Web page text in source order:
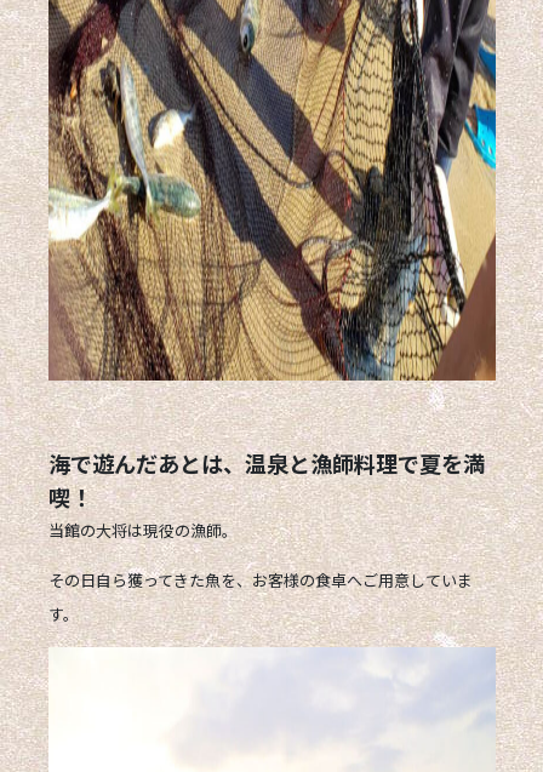
海で遊んだあとは、温泉と漁師料理で夏を満
喫！
当館の大将は現役の漁師。
その日自ら獲ってきた魚を、お客様の食卓へご用意していま
す。